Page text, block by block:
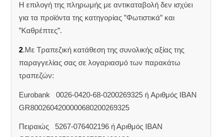
Η επιλογή της πληρωμής με αντικαταβολή δεν ισχύει
για τα προϊόντα της κατηγορίας ”Φωτιστικά” και
”Καθρέπτες”.
2.Με Τραπεζική κατάθεση της συνολικής αξίας της
παραγγελίας σας σε λογαριασμό των παρακάτω
τραπεζών:
Eurobank 0026-0420-68-0200269325 ή Aριθμός IBAN
GR8002604200000680200269325
Πειραιώς 5267-076402196 ή Αριθμός IBAN